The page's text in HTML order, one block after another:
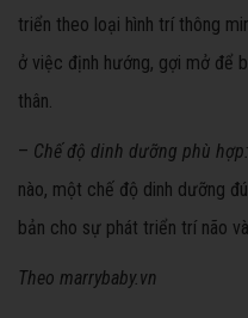
triển theo loại hình trí thông
ở việc định hướng, gợi mở để
thân.
– Chế độ dinh dưỡng phù hợp:
nào, một chế độ dinh dưỡng
bản cho sự phát triển trí não
Theo marrybaby.vn